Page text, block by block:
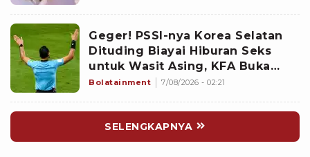
Geger! PSSI-nya Korea Selatan
Dituding Biayai Hiburan Seks
untuk Wasit Asing, KFA Buka
Suara
Bolatainment 7/08/2026 - 02:21
SELENGKAPNYA